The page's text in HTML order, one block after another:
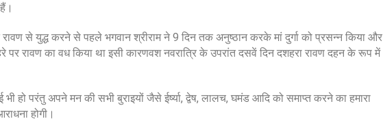
से युद्ध करने से पहले भगवान श्रीराम ने 9 दिन तक अनुष्ठान करके मां दुर्गा को प्रसन्न किया और
पर रावण का वध किया था इसी कारणवश नवरात्रि के उपरांत दसवें दिन दशहरा रावण दहन के रूप में
भी हो परंतु अपने मन की सभी बुराइयों जैसे ईर्ष्या, द्वेष, लालच, घमंड आदि को समाप्त करने का हमारा
होगी।